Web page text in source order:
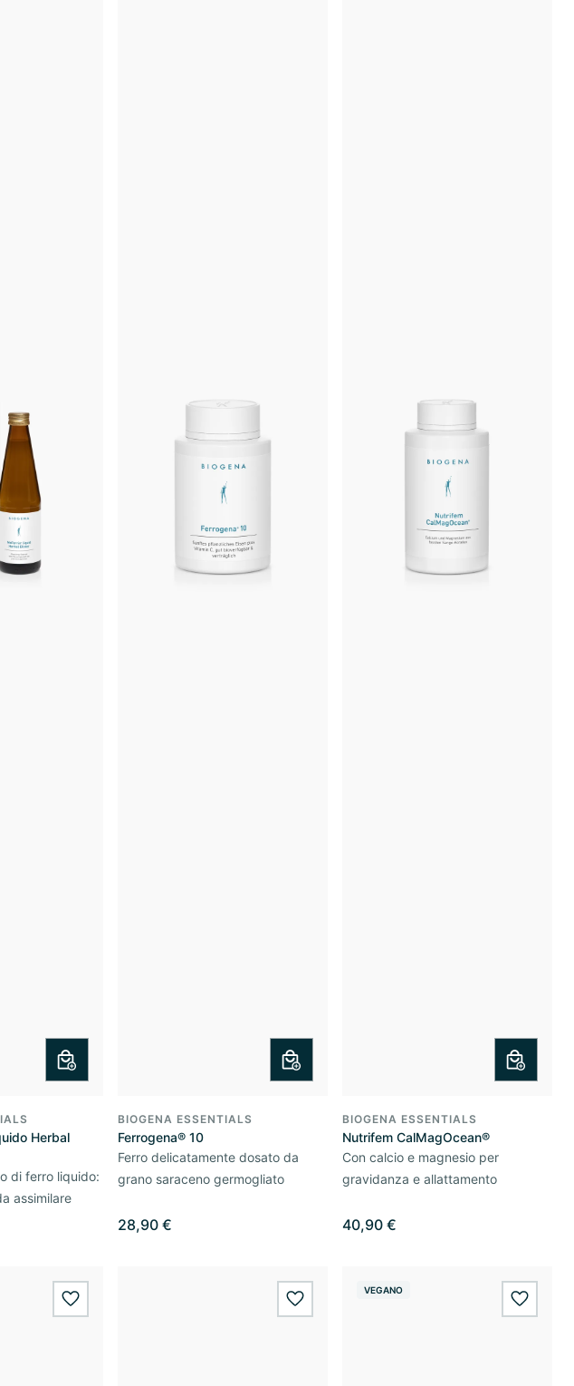
Herbal
di ferro liquido:
assimilare
BIOGENA ESSENTIALS
Ferrogena® 10
Ferro delicatamente dosato da
grano saraceno germogliato
28,90 €
BIOGENA ESSENTIALS
Nutrifem CalMagOcean®
Con calcio e magnesio per
gravidanza e allattamento
40,90 €
wishlist.add wishlist.add
VEGANO